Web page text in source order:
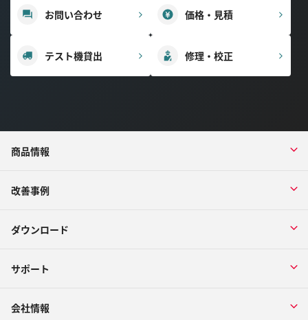
お問い合わせ 価格・見積
テスト機貸出 修理・校正
商品情報
改善事例
ダウンロード
サポート
会社情報